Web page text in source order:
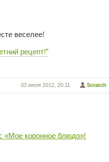
веселее!
рецепт!"
Scratch
03 июля 2012, 20:11
«Мое коронное блюдо»!